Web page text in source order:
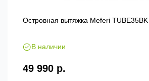
Островная вытяжка Meferi
В наличии
49 990 р.